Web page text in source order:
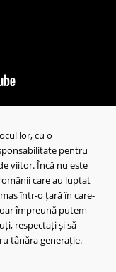
lor, cu o
pentru
viitor.Încă nu este
care au luptat
într-o țară în care-
împreună putem
respectați și să
tânăra generație.